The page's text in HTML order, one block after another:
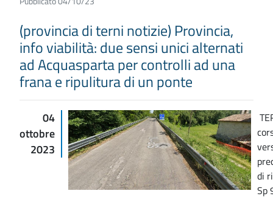
(provincia di terni notizie) Provincia,
info viabilità: due sensi unici alternati
ad Acquasparta per controlli ad una
frana e ripulitura di un ponte
04
ottobre
2023
di
Sp